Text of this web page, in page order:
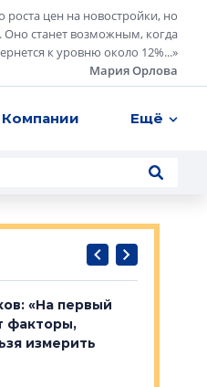
цен на новостройки, но
станет возможным, когда
к уровню около 12%...»
Мария Орлова
Компании Ещё
«На первый
факторы,
измерить